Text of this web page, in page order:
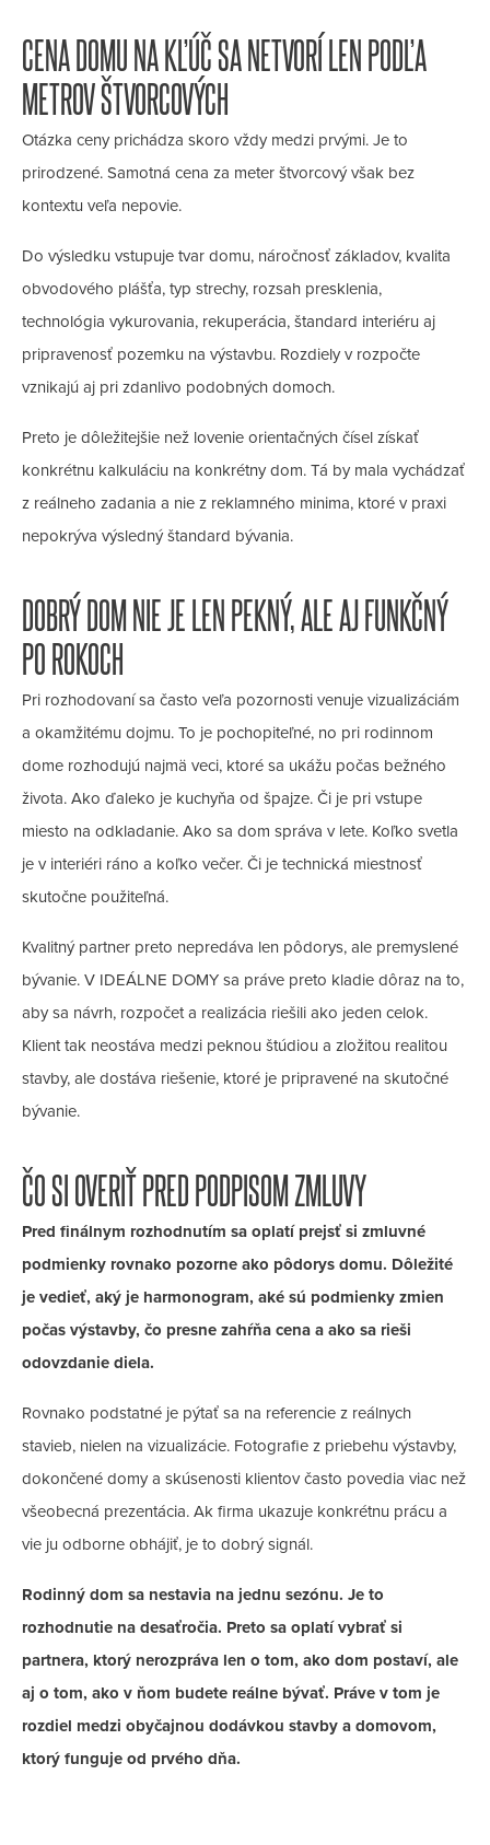
CENA DOMU NA KĽÚČ SA NETVORÍ LEN PODĽA
METROV ŠTVORCOVÝCH
Otázka ceny prichádza skoro vždy medzi prvými. Je to
prirodzené. Samotná cena za meter štvorcový však bez
kontextu veľa nepovie.
Do výsledku vstupuje tvar domu, náročnosť základov, kvalita
obvodového plášťa, typ strechy, rozsah presklenia,
technológia vykurovania, rekuperácia, štandard interiéru aj
pripravenosť pozemku na výstavbu. Rozdiely v rozpočte
vznikajú aj pri zdanlivo podobných domoch.
Preto je dôležitejšie než lovenie orientačných čísel získať
konkrétnu kalkuláciu na konkrétny dom. Tá by mala vychádzať
z reálneho zadania a nie z reklamného minima, ktoré v praxi
nepokrýva výsledný štandard bývania.
DOBRÝ DOM NIE JE LEN PEKNÝ, ALE AJ FUNKČNÝ
PO ROKOCH
Pri rozhodovaní sa často veľa pozornosti venuje vizualizáciám
a okamžitému dojmu. To je pochopiteľné, no pri rodinnom
dome rozhodujú najmä veci, ktoré sa ukážu počas bežného
života. Ako ďaleko je kuchyňa od špajze. Či je pri vstupe
miesto na odkladanie. Ako sa dom správa v lete. Koľko svetla
je v interiéri ráno a koľko večer. Či je technická miestnosť
skutočne použiteľná.
Kvalitný partner preto nepredáva len pôdorys, ale premyslené
bývanie. V IDEÁLNE DOMY sa práve preto kladie dôraz na to,
aby sa návrh, rozpočet a realizácia riešili ako jeden celok.
Klient tak neostáva medzi peknou štúdiou a zložitou realitou
stavby, ale dostáva riešenie, ktoré je pripravené na skutočné
bývanie.
ČO SI OVERIŤ PRED PODPISOM ZMLUVY
Pred finálnym rozhodnutím sa oplatí prejsť si zmluvné
podmienky rovnako pozorne ako pôdorys domu. Dôležité
je vedieť, aký je harmonogram, aké sú podmienky zmien
počas výstavby, čo presne zahŕňa cena a ako sa rieši
odovzdanie diela.
Rovnako podstatné je pýtať sa na referencie z reálnych
stavieb, nielen na vizualizácie. Fotografie z priebehu výstavby,
dokončené domy a skúsenosti klientov často povedia viac než
všeobecná prezentácia. Ak firma ukazuje konkrétnu prácu a
vie ju odborne obhájiť, je to dobrý signál.
Rodinný dom sa nestavia na jednu sezónu. Je to
rozhodnutie na desaťročia. Preto sa oplatí vybrať si
partnera, ktorý nerozpráva len o tom, ako dom postaví, ale
aj o tom, ako v ňom budete reálne bývať. Práve v tom je
rozdiel medzi obyčajnou dodávkou stavby a domovom,
ktorý funguje od prvého dňa.